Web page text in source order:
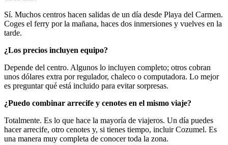
Sí. Muchos centros hacen salidas de un día desde Playa del Carmen.
Coges el ferry por la mañana, haces dos inmersiones y vuelves en la
tarde.
¿Los precios incluyen equipo?
Depende del centro. Algunos lo incluyen completo; otros cobran
unos dólares extra por regulador, chaleco o computadora. Lo mejor
es preguntar qué está incluido para evitar sorpresas.
¿Puedo combinar arrecife y cenotes en el mismo viaje?
Totalmente. Es lo que hace la mayoría de viajeros. Un día puedes
hacer arrecife, otro cenotes y, si tienes tiempo, incluir Cozumel. Es
una manera muy completa de conocer toda la zona.